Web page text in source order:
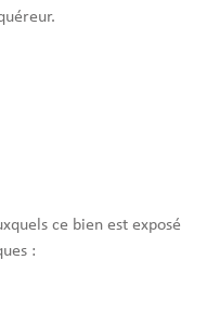
ce bien est exposé
: